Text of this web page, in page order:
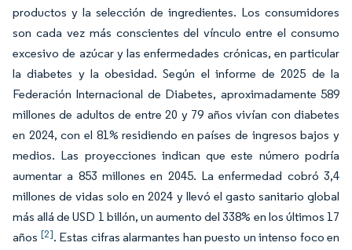
productos y la selección de ingredientes. Los consumidores
son cada vez más conscientes del vínculo entre el consumo
excesivo de azúcar y las enfermedades crónicas, en particular
la diabetes y la obesidad. Según el informe de 2025 de la
Federación Internacional de Diabetes, aproximadamente 589
millones de adultos de entre 20 y 79 años vivían con diabetes
en 2024, con el 81% residiendo en países de ingresos bajos y
medios. Las proyecciones indican que este número podría
aumentar a 853 millones en 2045. La enfermedad cobró 3,4
millones de vidas solo en 2024 y llevó el gasto sanitario global
más allá de USD 1 billón, un aumento del 338% en los últimos 17
años [2]. Estas cifras alarmantes han puesto un intenso foco en